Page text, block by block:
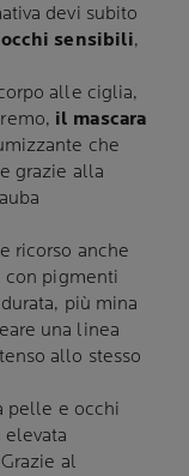
devi subito
sensibili,
alle ciglia,
il mascara
che
grazie alla
ricorso anche
con pigmenti
più mina
una linea
allo stesso
pelle e occhi
al